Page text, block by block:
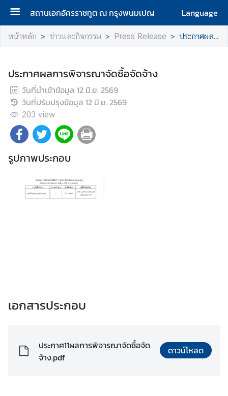
สถานเอกอัครราชทูต ณ กรุงพนมเปญ
Language
ห
แ
ก
เ
กี่
ย
กั
ส
ถ
ร
ทู
ต
หน้าหลัก ข่าวและกิจกรรม Press Release ประกาศผลการพิจารณาจัดซื้อจัดจ้าง
ประกาศผลการพิจารณาจัดซื้อจัดจ้าง
วันที่นำเข้าข้อมูล 12 มิ.ย. 2569
วันที่ปรับปรุงข้อมูล 12 มิ.ย. 2569
203 view
รูปภาพประกอบ
เอกสารประกอบ
ประกาศ11ผลการพิจารณาจัดซื้อจัด
จ้าง.pdf
ดาวน์โหลด